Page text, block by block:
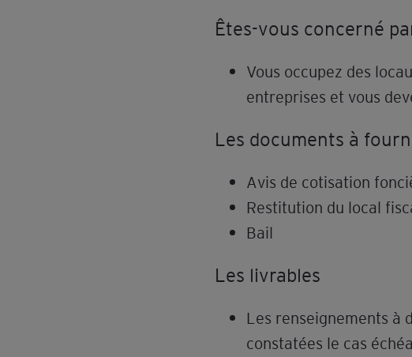
Êtes-vous concerné
Vous occupez des
entreprises et vous
Les documents à
Avis de cotisation
Restitution du local
Bail
Les livrables
Les renseignements à
constatées le cas